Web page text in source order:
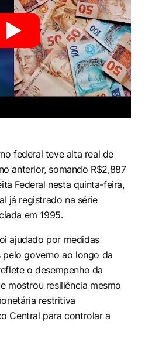
federal teve alta real de
anterior, somando R$2,887
Federal nesta quinta-feira,
já registrado na série
em 1995.
ajudado por medidas
governo ao longo da
o desempenho da
mostrou resiliência mesmo
restritiva
Central para controlar a